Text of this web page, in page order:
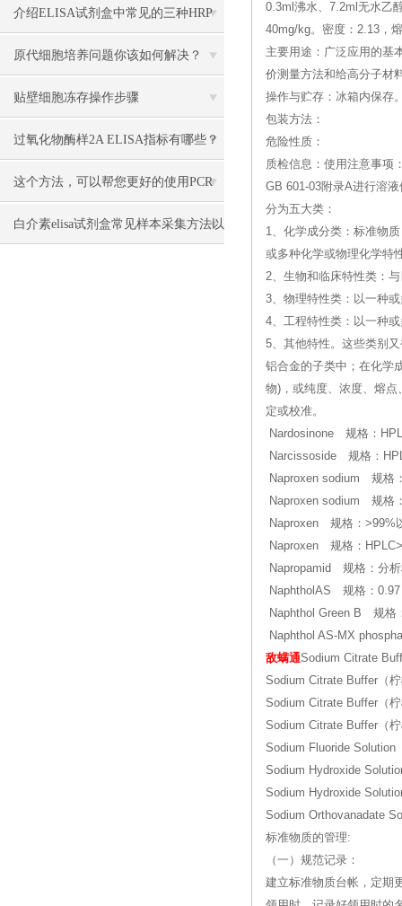
更顺畅
介绍ELISA试剂盒中常见的三种HRP
底物
原代细胞培养问题你该如何解决？
贴壁细胞冻存操作步骤
过氧化物酶样2A ELISA指标有哪些？
这个方法，可以帮您更好的使用PCR
检测试剂盒
白介素elisa试剂盒常见样本采集方法以
0.3ml沸水、7.2ml无水乙
40mg/kg。密度：2.13，
主要用途：广泛应用的基
价测量方法和给高分子材
操作与贮存：冰箱内保存
包装方法：
危险性质：
质检信息：使用注意事项
GB 601-03附录A进行溶
分为五大类：
1、化学成分类：标准物
或多种化学或物理化学特
2、生物和临床特性类：
3、物理特性类：以一种
4、工程特性类：以一种
5、其他特性。这些类别
铝合金的子类中；在化学
物)，或纯度、浓度、熔
定或校准。
Nardosinone 规格：
Narcissoside 规格：
Naproxen sodium 规格
Naproxen sodium 规格
Naproxen 规格：>99%
Naproxen 规格：
Napropamid 规格：分
NaphtholAS 规格：0.97
Naphthol Green B 规格
Naphthol AS-MX
敌螨通Sodium Citrate
Sodium Citrate Buffer（
Sodium Citrate Buffer（
Sodium Citrate Buffer（
Sodium Fluoride Solution
Sodium Hydroxide
Sodium Hydroxide
Sodium Orthovanadate
标准物质的管理:
（一）规范记录：
建立标准物质台帐，定期